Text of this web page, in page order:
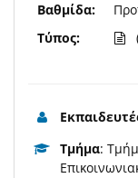
Βαθμίδα:
Τύπος:
Τμήμα: